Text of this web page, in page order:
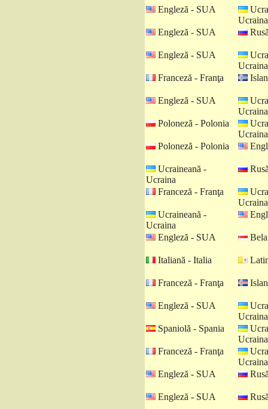
Engleză - SUA
Ucraina
Engleză - SUA
Engleză - SUA
Ucraina
Franceză - Franţa
Engleză - SUA
Ucraina
Poloneză - Polonia
Ucraina
Poloneză - Polonia
Ucraineană -
Ucraina
Franceză - Franţa
Ucraina
Ucraineană -
Ucraina
Engleză - SUA
Italiană - Italia
Franceză - Franţa
Engleză - SUA
Ucraina
Spaniolă - Spania
Ucraina
Franceză - Franţa
Ucraina
Engleză - SUA
Engleză - SUA